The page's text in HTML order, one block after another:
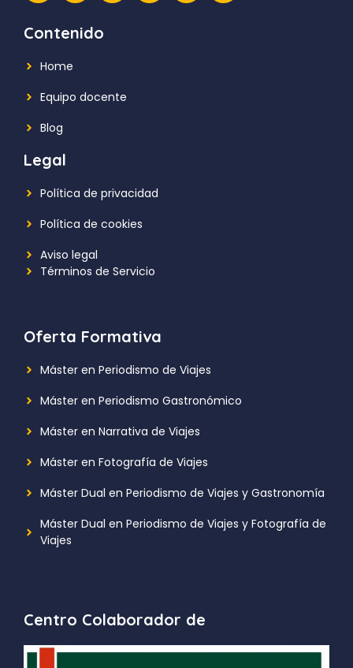
Contenido
Home
Equipo docente
Blog
Legal
Política de privacidad
Política de cookies
Aviso legal
Términos de Servicio
Oferta Formativa
Máster en Periodismo de Viajes
Máster en Periodismo Gastronómico
Máster en Narrativa de Viajes
Máster en Fotografía de Viajes
Máster Dual en Periodismo de Viajes y Gastronomía
Máster Dual en Periodismo de Viajes y Fotografía de
Viajes
Centro Colaborador de